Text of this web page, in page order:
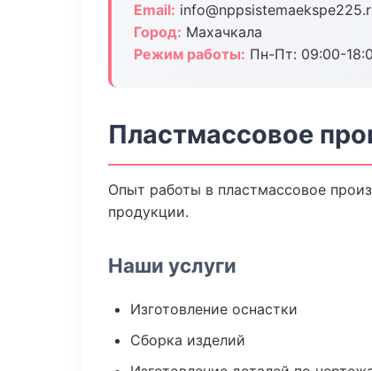
Email:
Город: Махачкала
Режим работы: Пн-Пт: 09:00-
Пластмассовое
Опыт работы в пластмассовое
продукции.
Наши услуги
Изготовление оснастки
Сборка изделий